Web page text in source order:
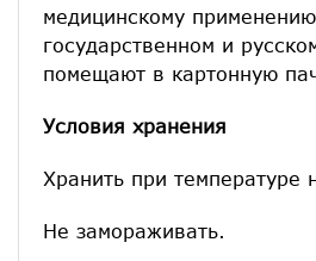
медицинскому
государственном и
помещают в картонную
Условия хранения
Хранить при температуре
Не замораживать.